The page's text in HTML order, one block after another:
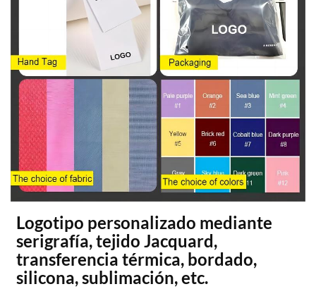
Logotipo personalizado mediante
serigrafía, tejido Jacquard,
transferencia térmica, bordado,
silicona, sublimación, etc.